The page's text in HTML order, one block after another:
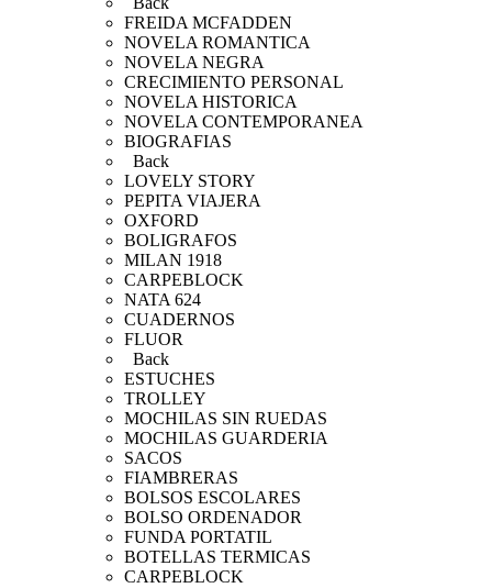
FREIDA MCFADDEN
NOVELA ROMANTICA
NOVELA NEGRA
CRECIMIENTO PERSONAL
NOVELA HISTORICA
NOVELA CONTEMPORANEA
BIOGRAFIAS
Back
LOVELY STORY
PEPITA VIAJERA
OXFORD
BOLIGRAFOS
MILAN 1918
CARPEBLOCK
NATA 624
CUADERNOS
FLUOR
Back
ESTUCHES
TROLLEY
MOCHILAS SIN RUEDAS
MOCHILAS GUARDERIA
SACOS
FIAMBRERAS
BOLSOS ESCOLARES
BOLSO ORDENADOR
FUNDA PORTATIL
BOTELLAS TERMICAS
CARPEBLOCK